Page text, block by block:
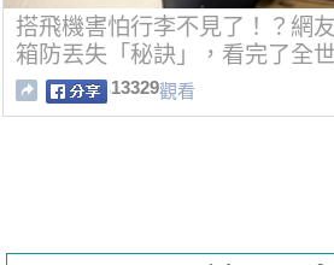
搭飛機害怕行李不見了！？網
箱防丟失「秘訣」，看完了全
13329觀看